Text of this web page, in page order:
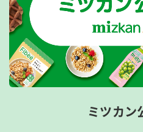
ミツカン